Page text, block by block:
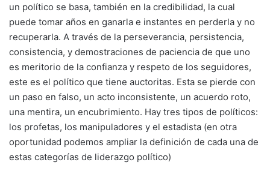
un político se basa, también en la credibilidad, la cual
puede tomar años en ganarla e instantes en perderla y no
recuperarla. A través de la perseverancia, persistencia,
consistencia, y demostraciones de paciencia de que uno
es meritorio de la confianza y respeto de los seguidores,
este es el político que tiene auctoritas. Esta se pierde con
un paso en falso, un acto inconsistente, un acuerdo roto,
una mentira, un encubrimiento. Hay tres tipos de políticos:
los profetas, los manipuladores y el estadista (en otra
oportunidad podemos ampliar la definición de cada una de
estas categorías de liderazgo político)